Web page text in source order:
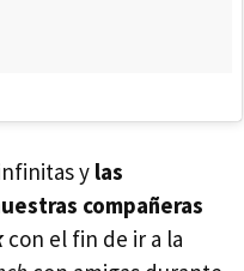
y las
compañeras
con el fin de ir a la